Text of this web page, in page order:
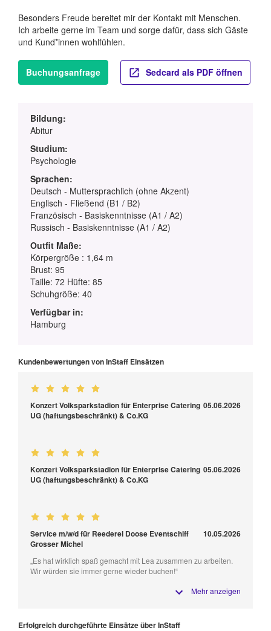
Besonders Freude bereitet mir der Kontakt mit Menschen.
Ich arbeite gerne im Team und sorge dafür, dass sich Gäste
und Kund*innen wohlfühlen.
Buchungsanfrage Sedcard als PDF öffnen
Bildung:
Abitur
Studium:
Psychologie
Sprachen:
Deutsch - Muttersprachlich (ohne Akzent)
Englisch - Fließend (B1 / B2)
Französisch - Basiskenntnisse (A1 / A2)
Russisch - Basiskenntnisse (A1 / A2)
Outfit Maße:
Körpergröße : 1,64 m
Brust: 95
Taille: 72 Hüfte: 85
Schuhgröße: 40
Verfügbar in:
Hamburg
Kundenbewertungen von InStaff Einsätzen
Konzert Volksparkstadion für Enterprise Catering
UG (haftungsbeschränkt) & Co.KG
05.06.2026
Konzert Volksparkstadion für Enterprise Catering
UG (haftungsbeschränkt) & Co.KG
05.06.2026
Service m/w/d für Reederei Doose Eventschiff
Grosser Michel
10.05.2026
„Es hat wirklich spaß gemacht mit Lea zusammen zu arbeiten.
Wir würden sie immer gerne wieder buchen!“
Mehr anzeigen
Erfolgreich durchgeführte Einsätze über InStaff